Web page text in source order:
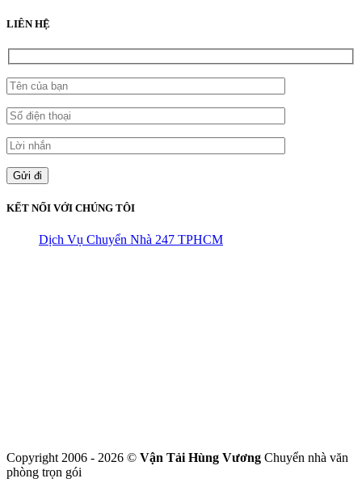
LIÊN HỆ
KẾT NỐI VỚI CHÚNG TÔI
Dịch Vụ Chuyển Nhà 247 TPHCM
Copyright 2006 - 2026 © Vận Tải Hùng Vương Chuyển nhà văn
phòng trọn gói